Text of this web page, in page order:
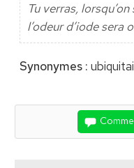
Tu verras,
l’odeur d’iode sera
Synonymes :